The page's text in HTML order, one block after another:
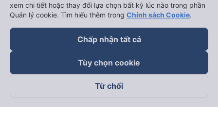
Theo dõi chúng tôi trên
xem chi tiết hoặc thay đổi lựa chọn bất kỳ lúc nào trong phần
Quản lý cookie. Tìm hiểu thêm trong Chính sách Cookie.
Chấp nhận tất cả
Tùy chọn cookie
Từ chối